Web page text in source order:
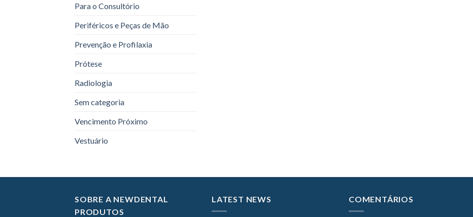
Para o Consultório
Periféricos e Peças de Mão
Prevenção e Profilaxia
Prótese
Radiologia
Sem categoria
Vencimento Próximo
Vestuário
SOBRE A NEWDENTAL
PRODUTOS
LATEST NEWS COMENTÁRIOS